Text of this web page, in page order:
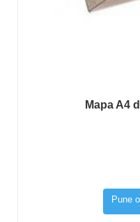
Mapa A4
Pune